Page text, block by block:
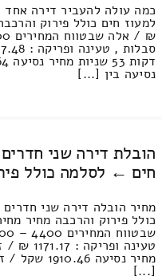
כמה עולה להעביר דירה אחד
נסיעה בין [...]
הובלת דירה שני
חים ← לסלמה כולל
מחיר הובלה דירה שני
[...]